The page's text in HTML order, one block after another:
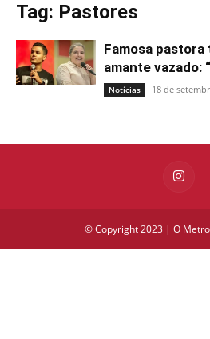
Tag: Pastores
Famosa pastora
amante vazado:
Notícias 18 de
© Copyright 2023 | O